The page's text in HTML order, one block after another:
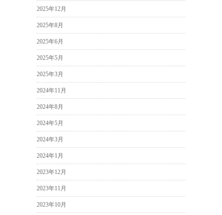
2025年12月
2025年8月
2025年6月
2025年5月
2025年3月
2024年11月
2024年8月
2024年5月
2024年3月
2024年1月
2023年12月
2023年11月
2023年10月